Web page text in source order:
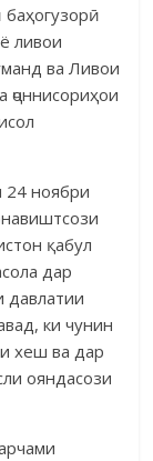
ливои
ва Ливои
24 ноябри
қабул
дар
давлатии
ки чунин
хеш ва дар
ояндасози